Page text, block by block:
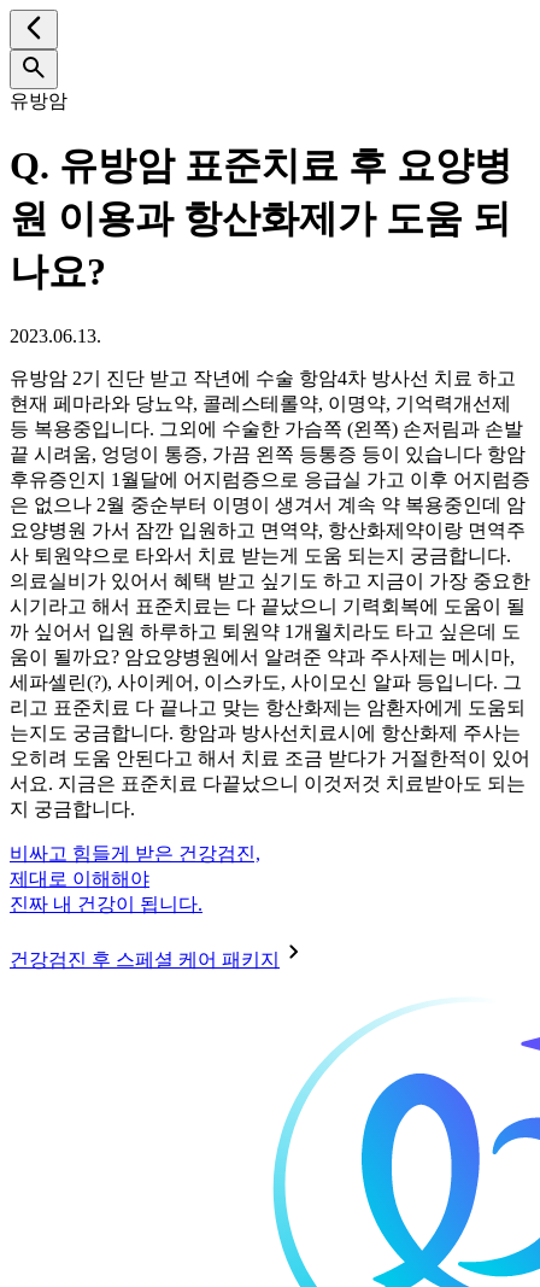
유방암
Q. 유방암 표준치료 후 요양병
원 이용과 항산화제가 도움 되
나요?
2023.06.13.
유방암 2기 진단 받고 작년에 수술 항암4차 방사선 치료 하고
현재 페마라와 당뇨약, 콜레스테롤약, 이명약, 기억력개선제
등 복용중입니다. 그외에 수술한 가슴쪽 (왼쪽) 손저림과 손발
끝 시려움, 엉덩이 통증, 가끔 왼쪽 등통증 등이 있습니다 항암
후유증인지 1월달에 어지럼증으로 응급실 가고 이후 어지럼증
은 없으나 2월 중순부터 이명이 생겨서 계속 약 복용중인데 암
요양병원 가서 잠깐 입원하고 면역약, 항산화제약이랑 면역주
사 퇴원약으로 타와서 치료 받는게 도움 되는지 궁금합니다.
의료실비가 있어서 혜택 받고 싶기도 하고 지금이 가장 중요한
시기라고 해서 표준치료는 다 끝났으니 기력회복에 도움이 될
까 싶어서 입원 하루하고 퇴원약 1개월치라도 타고 싶은데 도
움이 될까요? 암요양병원에서 알려준 약과 주사제는 메시마,
세파셀린(?), 사이케어, 이스카도, 사이모신 알파 등입니다. 그
리고 표준치료 다 끝나고 맞는 항산화제는 암환자에게 도움되
는지도 궁금합니다. 항암과 방사선치료시에 항산화제 주사는
오히려 도움 안된다고 해서 치료 조금 받다가 거절한적이 있어
서요. 지금은 표준치료 다끝났으니 이것저것 치료받아도 되는
지 궁금합니다.
비싸고 힘들게 받은 건강검진,
제대로 이해해야
진짜 내 건강이 됩니다.
건강검진 후 스페셜 케어 패키지